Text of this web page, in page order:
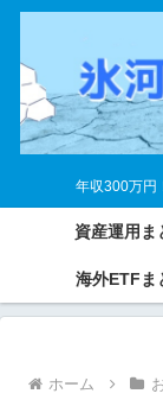
年収300万円
資産運用ま
海外ETFま
ホーム